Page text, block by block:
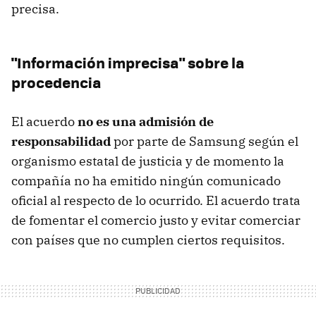
precisa.
"Información imprecisa" sobre la
procedencia
El acuerdono es una admisión de
responsabilidadpor parte de Samsung según el
organismo estatal de justicia y de momento la
compañía no ha emitido ningún comunicado
oficial al respecto de lo ocurrido. El acuerdo trata
de fomentar el comercio justo y evitar comerciar
con países que no cumplen ciertos requisitos.